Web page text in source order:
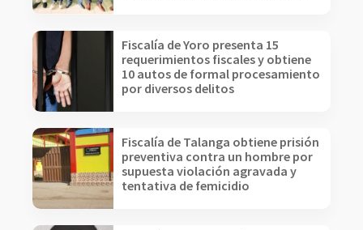
Fiscalía de Yoro presenta 15
requerimientos fiscales y obtiene
10 autos de formal procesamiento
por diversos delitos
Fiscalía de Talanga obtiene prisión
preventiva contra un hombre por
supuesta violación agravada y
tentativa de femicidio